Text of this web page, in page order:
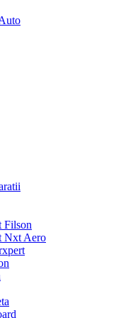
Filson
Nxt Aero